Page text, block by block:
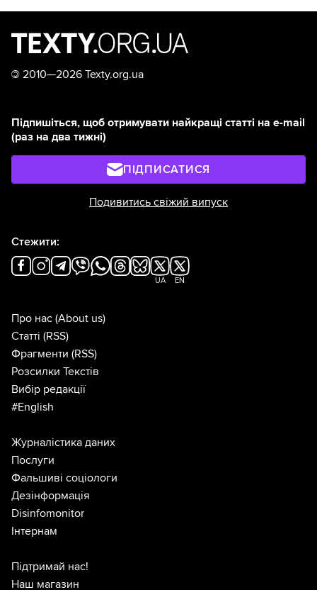
© 2010—2026 Texty.org.ua
Підпишіться, щоб отримувати найкращі статті на e-mail
(раз на два тижні)
ПІДПИСАТИСЯ
Подивитись свіжий випуск
Стежити:
UA EN
Про нас (About us)
Статті (RSS)
Фрагменти (RSS)
Розсилки Текстів
Вибір редакції
#English
Журналістика даних
Послуги
Фальшиві соціологи
Дезінформація
Disinfomonitor
Інтернам
Підтримай нас!
Наш магазин